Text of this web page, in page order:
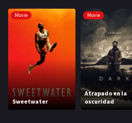
Movie
Sweetwater
Movie
Atrapado en la
oscuridad